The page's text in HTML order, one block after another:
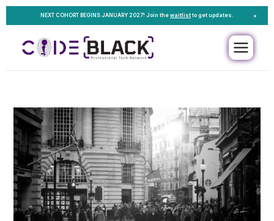
NEXT COHORT BEGINS JANUARY 2027! Join the waitlist to get updates. ×